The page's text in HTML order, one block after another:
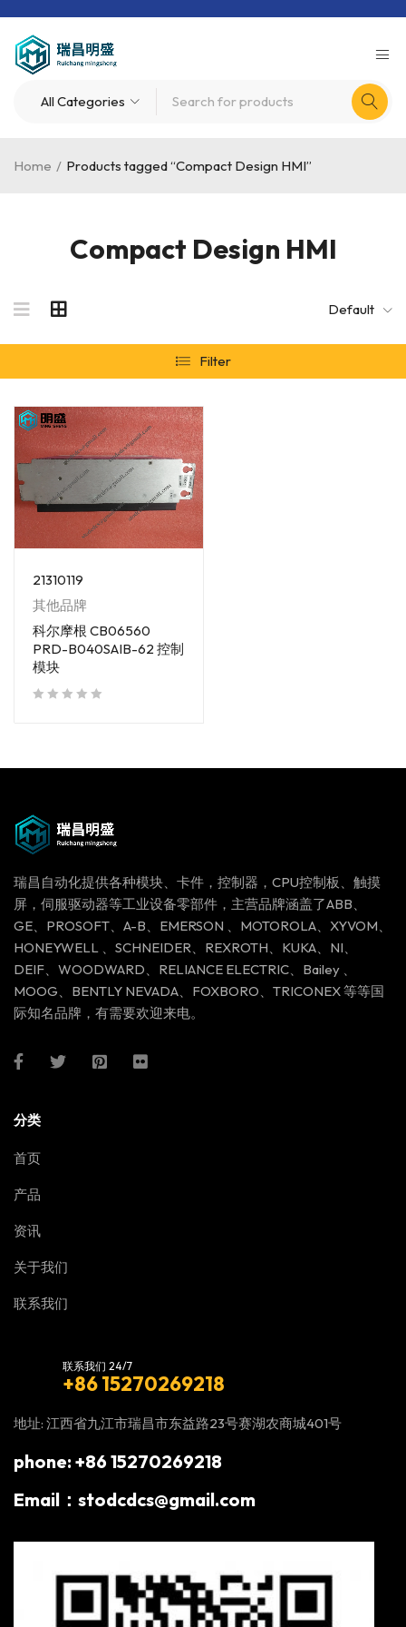
Compact Design HMI
Home / Products tagged “Compact Design HMI”
Default
Filter
21310119
其他品牌
科尔摩根 CB06560
PRD-B040SAIB-62 控制
模块
瑞昌自动化提供各种模块、卡件，控制器，CPU控制板、触摸
屏，伺服驱动器等工业设备零部件，主营品牌涵盖了ABB、
GE、PROSOFT、A-B、EMERSON 、MOTOROLA、XYVOM、
HONEYWELL 、SCHNEIDER、REXROTH、KUKA、NI、
DEIF、WOODWARD、RELIANCE ELECTRIC、Bailey 、
MOOG、BENTLY NEVADA、FOXBORO、TRICONEX 等等国
际知名品牌，有需要欢迎来电。
分类
首页
产品
资讯
关于我们
联系我们
联系我们 24/7
+86 15270269218
地址: 江西省九江市瑞昌市东益路23号赛湖农商城401号
phone: +86 15270269218
Email：stodcdcs@gmail.com